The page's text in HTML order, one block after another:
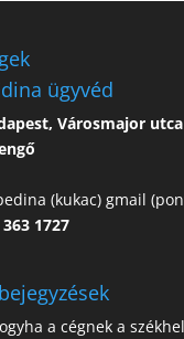
ügyvéd
Városmajor
(kukac) gmail
1727
a cégnek a